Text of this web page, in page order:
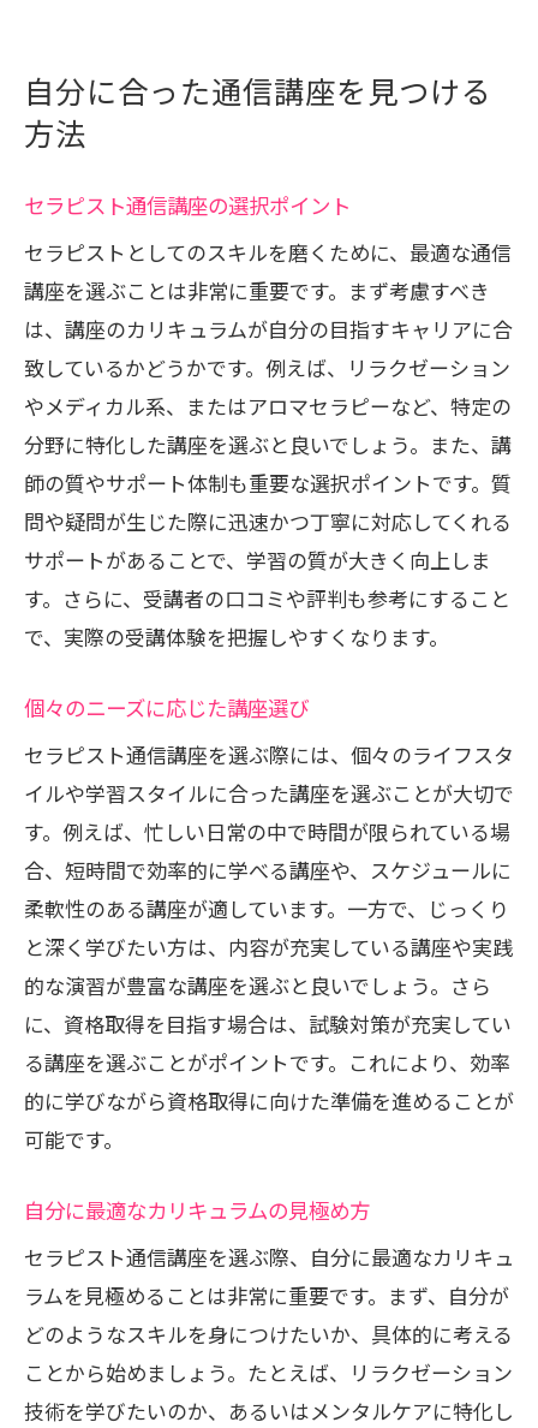
自分に合った通信講座を見つける
方法
セラピスト通信講座の選択ポイント
セラピストとしてのスキルを磨くために、最適な通信
講座を選ぶことは非常に重要です。まず考慮すべき
は、講座のカリキュラムが自分の目指すキャリアに合
致しているかどうかです。例えば、リラクゼーション
やメディカル系、またはアロマセラピーなど、特定の
分野に特化した講座を選ぶと良いでしょう。また、講
師の質やサポート体制も重要な選択ポイントです。質
問や疑問が生じた際に迅速かつ丁寧に対応してくれる
サポートがあることで、学習の質が大きく向上しま
す。さらに、受講者の口コミや評判も参考にすること
で、実際の受講体験を把握しやすくなります。
個々のニーズに応じた講座選び
セラピスト通信講座を選ぶ際には、個々のライフスタ
イルや学習スタイルに合った講座を選ぶことが大切で
す。例えば、忙しい日常の中で時間が限られている場
合、短時間で効率的に学べる講座や、スケジュールに
柔軟性のある講座が適しています。一方で、じっくり
と深く学びたい方は、内容が充実している講座や実践
的な演習が豊富な講座を選ぶと良いでしょう。さら
に、資格取得を目指す場合は、試験対策が充実してい
る講座を選ぶことがポイントです。これにより、効率
的に学びながら資格取得に向けた準備を進めることが
可能です。
自分に最適なカリキュラムの見極め方
セラピスト通信講座を選ぶ際、自分に最適なカリキュ
ラムを見極めることは非常に重要です。まず、自分が
どのようなスキルを身につけたいか、具体的に考える
ことから始めましょう。たとえば、リラクゼーション
技術を学びたいのか、あるいはメンタルケアに特化し